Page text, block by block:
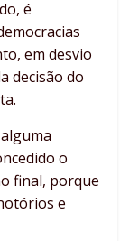
é
em desvio
decisão do
o
final, porque
e